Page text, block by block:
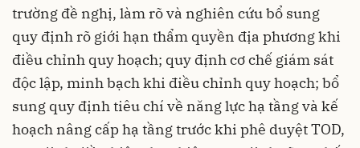
trường đề nghị, làm rõ và nghiên cứu bổ sung
quy định rõ giới hạn thẩm quyền địa phương khi
điều chỉnh quy hoạch; quy định cơ chế giám sát
độc lập, minh bạch khi điều chỉnh quy hoạch; bổ
sung quy định tiêu chí về năng lực hạ tầng và kế
hoạch nâng cấp hạ tầng trước khi phê duyệt TOD,